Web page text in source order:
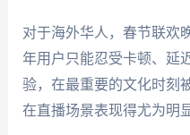
对于海外华人，春节联欢
年用户只能忍受卡顿、延
验，在最重要的文化时刻
在直播场景表现得尤为明显